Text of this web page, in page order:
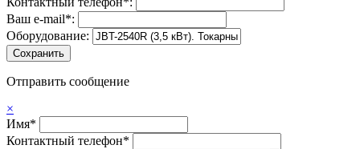
Ваш e-mail*:
Оборудование:
Отправить сообщение
×
Имя*
Контактный телефон*